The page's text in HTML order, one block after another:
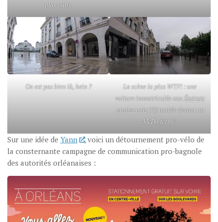
plus loin).
On est pas bien là, hein ?
La scène la plus WTF! : une
voiture immatriculée auxÉmirats
arabes unis(!?) tankée devant un
McDo fermé.
Sur une idée de Yann
, voici un détournement pro-vélo de
la consternante campagne de communication pro-bagnole
des autorités orléanaises :